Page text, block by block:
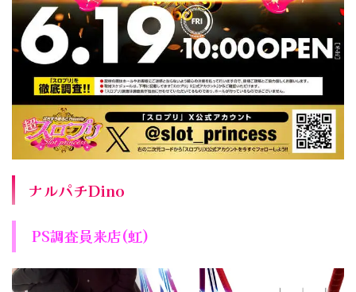
ナルパチDino
PS調査員来店(虹)